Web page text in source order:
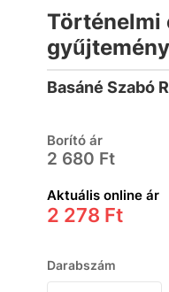
Történelmi
Basáné Szabó
Borító ár
2 680 Ft
Aktuális online ár
2 278 Ft
Darabszám